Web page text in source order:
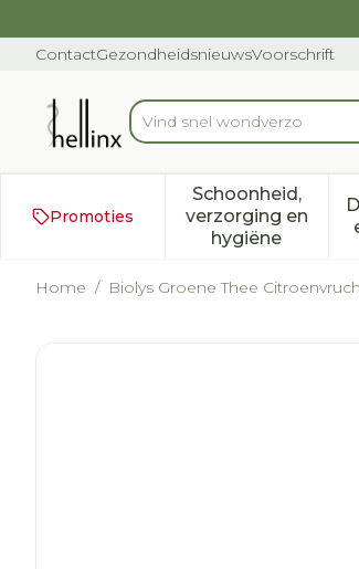
ContactGezondheidsnieuwsVoorschrift
Product, merk, categorie...
Ont
Promoties
Schoonheid,
verzorging en
hygiëne
Toon
Home / Biolys Groene Thee
Biolys Groene